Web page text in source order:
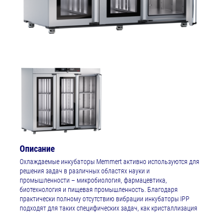
Описание
Охлаждаемые инкубаторы Memmert активно используются для
решения задач в различных областях науки и
промышленности – микробиология, фармацевтика,
биотехнология и пищевая промышленность. Благодаря
практически полному отсутствию вибрации инкубаторы IPP
подходят для таких специфических задач, как кристаллизация